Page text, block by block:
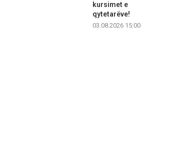
kursimet e
qytetarëve!
03.08.2026 15:00